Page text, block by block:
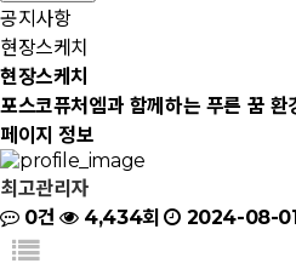
공지사항
현장스케치
현장스케치
포스코퓨처엠과 함께하는 푸른 꿈 환
페이지 정보
최고관리자
0건
4,434회 2024-08-